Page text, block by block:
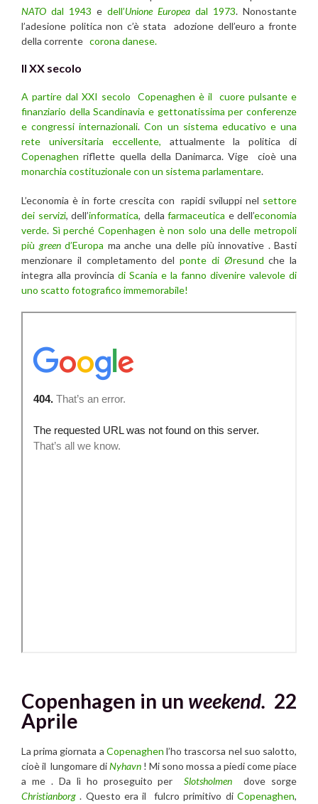
NATO dal 1943 e dell’Unione Europea dal 1973. Nonostante
l’adesione politica non c’è stata adozione dell’euro a fronte
della corrente corona danese.
Il XX secolo
A partire dal XXI secolo Copenaghen è il cuore pulsante e
finanziario della Scandinavia e gettonatissima per conferenze
e congressi internazionali.Con un sistema educativo e una
rete universitaria eccellente, attualmente la politica di
Copenaghen riflette quella della Danimarca. Vige cioè una
monarchia costituzionale con un sistema parlamentare.
L’economia è in forte crescita con rapidi sviluppi nel settore
dei servizi, dell’informatica, della farmaceutica e dell’economia
verde. Sì perché Copenhagen è non solo una delle metropoli
più greend’Europa ma anche una delle più innovative . Basti
menzionare il completamento del ponte di Øresund che la
integra alla provincia di Scania e la fanno divenire valevole di
uno scatto fotografico immemorabile!
Copenhagen in un weekend. 22
Aprile
La prima giornata a Copenaghen l’ho trascorsa nel suo salotto,
cioè il lungomare diNyhavn ! Mi sono mossa a piedi come piace
a me . Da lì ho proseguito per
Slotsholmen
dove sorge
Christianborg. Questo era il fulcro primitivo diCopenaghen,